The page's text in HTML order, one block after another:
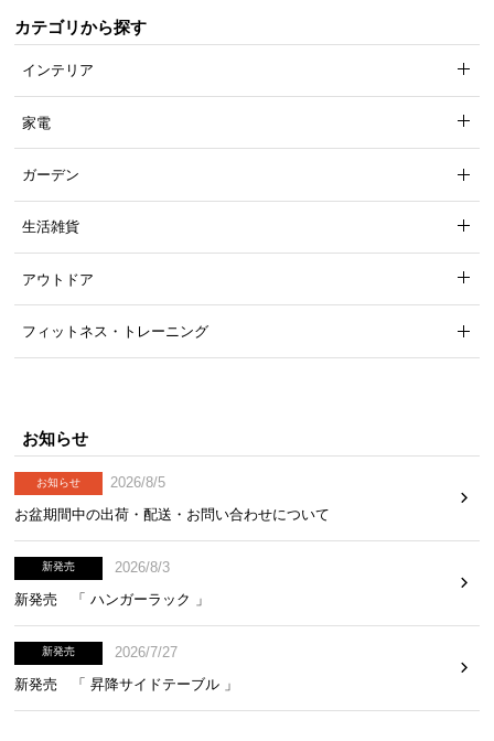
見た目を損なわせない背面化粧
もお部屋の雰囲気を損なわず美しく収納できます。
木目調が美しいデザイン
カテゴリから探す
インテリア
家電
ガーデン
生活雑貨
アウトドア
フィットネス・トレーニング
お知らせ
お知らせ
2026/8/5
お盆期間中の出荷・配送・お問い合わせについて
新発売
2026/8/3
新発売 「 ハンガーラック 」
新発売
2026/7/27
新発売 「 昇降サイドテーブル 」